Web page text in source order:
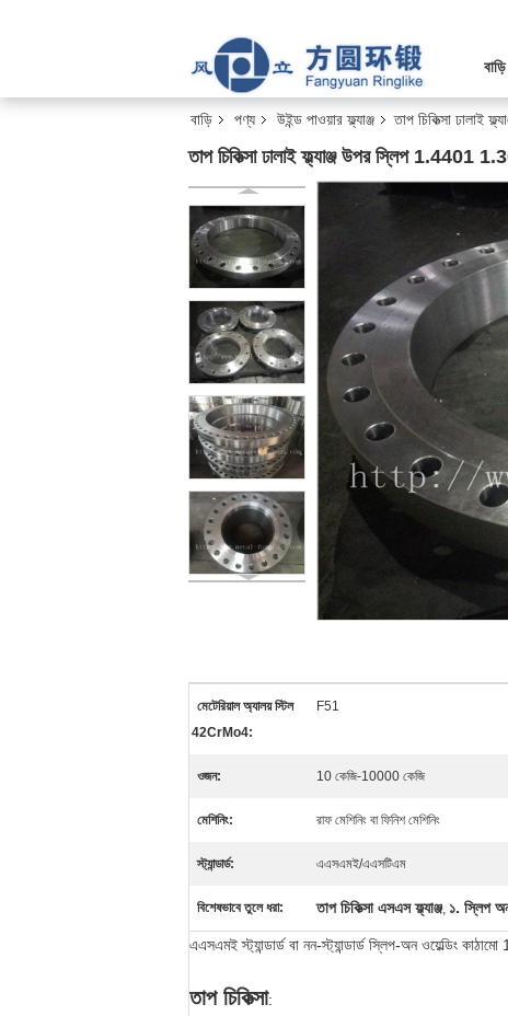
বাড়ি
বাড়ি পণ্য উইন্ড পাওয়ার ফ্ল্যাঞ্জ তাপ চিকিত্সা
তাপ চিকিত্সা ঢালাই ফ্ল্যাঞ্জ উপর স্লিপ
মেটেরিয়াল অ্যালয় স্টিল
42CrMo4:
F51
ওজন: 10 কেজি-10000 কেজি
মেশিনিং: রাফ মেশিনিং বা ফিনিশ মেশিনিং
স্ট্যান্ডার্ড: এএসএমই/এএসটিএম
বিশেষভাবে তুলে ধরা: তাপ চিকিত্সা এসএস ফ্ল্যাঞ্জ, ১. স্লিপ
এএসএমই স্ট্যান্ডার্ড বা নন-স্ট্যান্ডার্ড স্লিপ-অন ওয়েল্ডিং
তাপ চিকিত্সা: